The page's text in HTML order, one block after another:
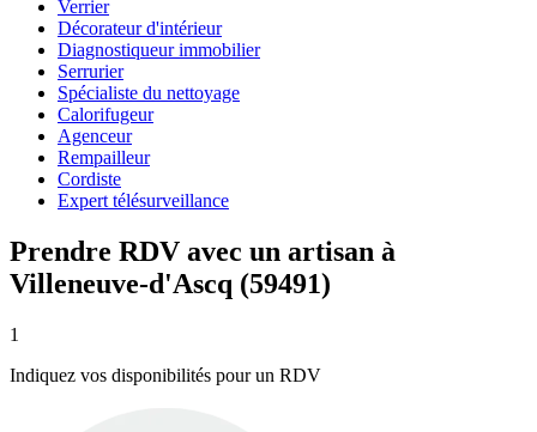
Verrier
Décorateur d'intérieur
Diagnostiqueur immobilier
Serrurier
Spécialiste du nettoyage
Calorifugeur
Agenceur
Rempailleur
Cordiste
Expert télésurveillance
Prendre RDV avec un artisan à
Villeneuve-d'Ascq (59491)
1
Indiquez vos disponibilités pour un RDV